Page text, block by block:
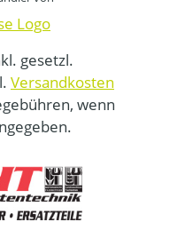
gesetzl.
Versandkosten
wenn